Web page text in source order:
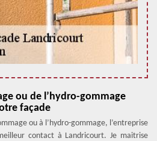
ou de l’hydro-gommage
façade
ou à l’hydro-gommage, l’entreprise
contact à Landricourt. Je maitrise